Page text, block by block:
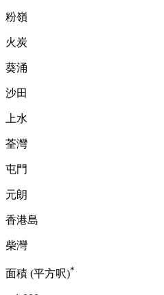
粉嶺
火炭
葵涌
沙田
上水
荃灣
屯門
元朗
香港島
柴灣
面積 (平方呎)*